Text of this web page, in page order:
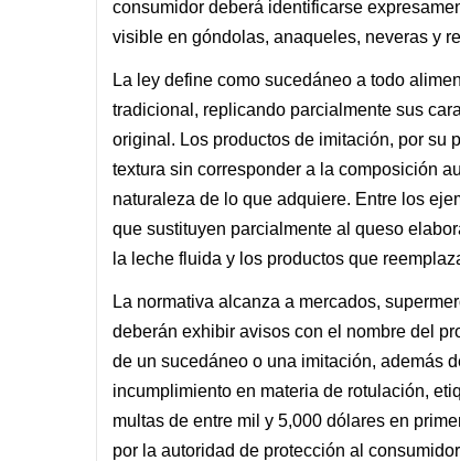
consumidor deberá identificarse
visible en góndolas, anaqueles, neveras y
La ley define como sucedáneo a todo
tradicional, replicando parcialmente sus
original. Los productos de imitación, por su
textura sin corresponder a la composición
naturaleza de lo que adquiere. Entre los
que sustituyen parcialmente al queso
la leche fluida y los productos que
La normativa alcanza a mercados,
deberán exhibir avisos con el nombre del
de un sucedáneo o una imitación, además
incumplimiento en materia de rotulación,
multas de entre mil y 5,000 dólares en
por la autoridad de protección al